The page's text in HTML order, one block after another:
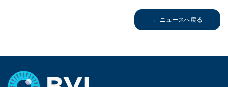
← ニュースへ戻る